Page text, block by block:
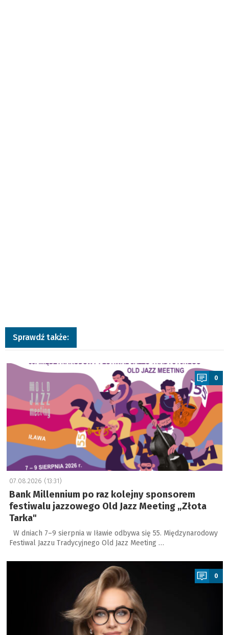
Sprawdź także:
a
0
07.08.2026 (13:31)
Bank Millennium po raz kolejny sponsorem
festiwalu jazzowego Old Jazz Meeting „Złota
Tarka"
W dniach 7–9 sierpnia w Iławie odbywa się 55. Międzynarodowy
Festiwal Jazzu Tradycyjnego Old Jazz Meeting …
a
0